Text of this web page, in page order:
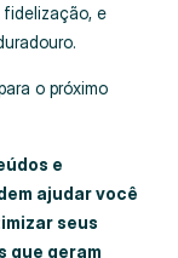
e
o próximo
e
ajudar você
seus
que geram